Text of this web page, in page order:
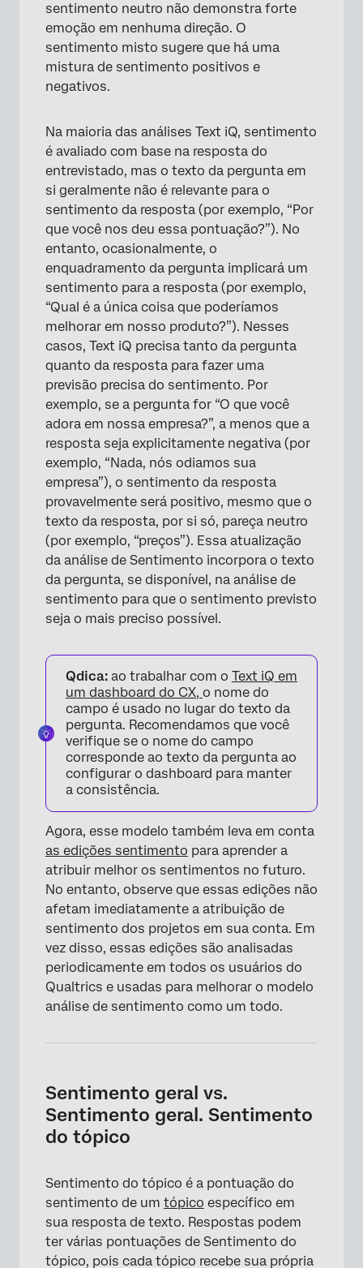
sentimento neutro não demonstra forte
emoção em nenhuma direção. O
sentimento misto sugere que há uma
mistura de sentimento positivos e
negativos.
Na maioria das análises Text iQ, sentimento
é avaliado com base na resposta do
entrevistado, mas o texto da pergunta em
si geralmente não é relevante para o
sentimento da resposta (por exemplo, “Por
que você nos deu essa pontuação?”). No
entanto, ocasionalmente, o
enquadramento da pergunta implicará um
sentimento para a resposta (por exemplo,
“Qual é a única coisa que poderíamos
melhorar em nosso produto?”). Nesses
casos, Text iQ precisa tanto da pergunta
quanto da resposta para fazer uma
previsão precisa do sentimento. Por
exemplo, se a pergunta for “O que você
adora em nossa empresa?”, a menos que a
resposta seja explicitamente negativa (por
exemplo, “Nada, nós odiamos sua
empresa”), o sentimento da resposta
provavelmente será positivo, mesmo que o
texto da resposta, por si só, pareça neutro
(por exemplo, “preços”). Essa atualização
da análise de Sentimento incorpora o texto
da pergunta, se disponível, na análise de
sentimento para que o sentimento previsto
seja o mais preciso possível.
Qdica: ao trabalhar com o Text iQ em
um dashboard do CX, o nome do
campo é usado no lugar do texto da
pergunta. Recomendamos que você
verifique se o nome do campo
corresponde ao texto da pergunta ao
configurar o dashboard para manter
a consistência.
Agora, esse modelo também leva em conta
as edições sentimento para aprender a
atribuir melhor os sentimentos no futuro.
No entanto, observe que essas edições não
afetam imediatamente a atribuição de
sentimento dos projetos em sua conta. Em
vez disso, essas edições são analisadas
periodicamente em todos os usuários do
Qualtrics e usadas para melhorar o modelo
análise de sentimento como um todo.
Sentimento geral vs.
Sentimento geral. Sentimento
do tópico
Sentimento do tópico é a pontuação do
sentimento de um tópico específico em
sua resposta de texto. Respostas podem
ter várias pontuações de Sentimento do
tópico, pois cada tópico recebe sua própria